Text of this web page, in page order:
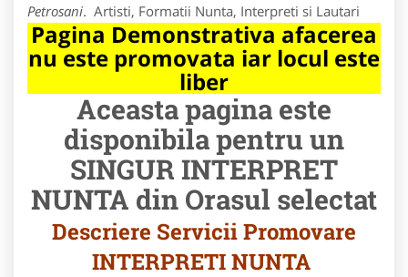
Petrosani. Artisti, Formatii Nunta, Interpreti si Lautari
Pagina Demonstrativa afacerea
nu este promovata iar locul este
liber
Aceasta pagina este
disponibila pentru un
SINGUR INTERPRET
NUNTA din Orasul selectat
Descriere Servicii Promovare
INTERPRETI NUNTA